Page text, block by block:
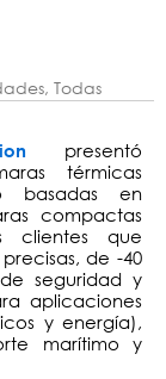
, Todas
presentó
térmicas
basadas en
compactas
clientes que
de -40
seguridad y
aplicaciones
y energía),
marítimo y